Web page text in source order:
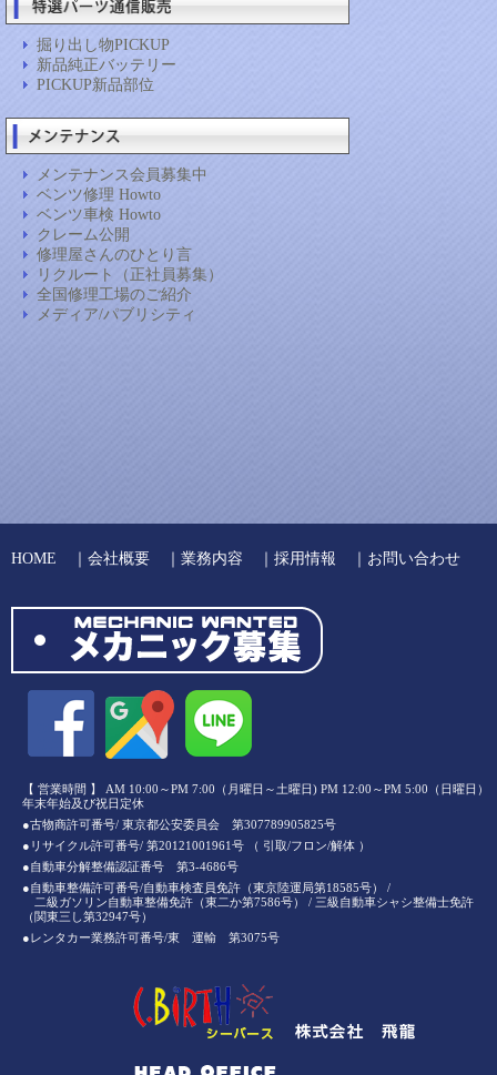
掘り出し物PICKUP
新品純正バッテリー
PICKUP新品部位
メンテナンス会員募集中
ベンツ修理 Howto
ベンツ車検 Howto
クレーム公開
修理屋さんのひとり言
リクルート（正社員募集）
全国修理工場のご紹介
メディア/パブリシティ
HOME 会社概要 業務内容 採用情報 お問い合わせ
【 営業時間 】 AM 10:00～PM 7:00（月曜日～土曜日) PM 12:00～PM 5:00（日曜日）
年末年始及び祝日定休
●古物商許可番号/ 東京都公安委員会 第307789905825号
●リサイクル許可番号/ 第20121001961号 （ 引取/フロン/解体 ）
●自動車分解整備認証番号 第3-4686号
●自動車整備許可番号/自動車検査員免許（東京陸運局第18585号） /
二級ガソリン自動車整備免許（東二か第7586号） / 三級自動車シャシ整備士免許
（関東三し第32947号）
●レンタカー業務許可番号/東 運輸 第3075号